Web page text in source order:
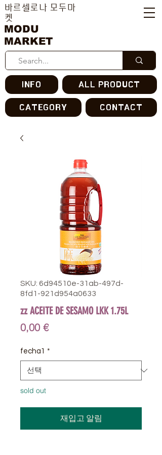
MODU
MARKET
바르셀로나 모두마
켓
INFO ALL PRODUCT
CATEGORY CONTACT
SKU: 6d94510e-31ab-497d-
8fd1-921d954a0633
zz ACEITE DE SESAMO LKK 1.75L
0,00 €가
fecha1 *
sold out
재입고 알림